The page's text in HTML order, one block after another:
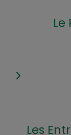
Le
Les